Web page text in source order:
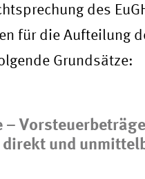
des
für die Aufteilung
Grundsätze:
– Vorsteuerbeträge
und